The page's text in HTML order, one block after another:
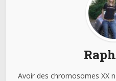
Avoir des chromosomes XX